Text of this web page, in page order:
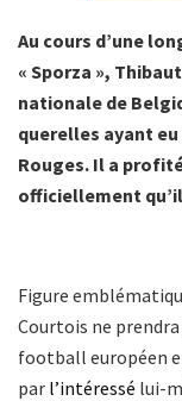
Au cours d’une
« Sporza »,
nationale de
querelles ayant
Rouges. Il a
officiellement
Figure
Courtois ne
football européen
par l’intéressé lui-